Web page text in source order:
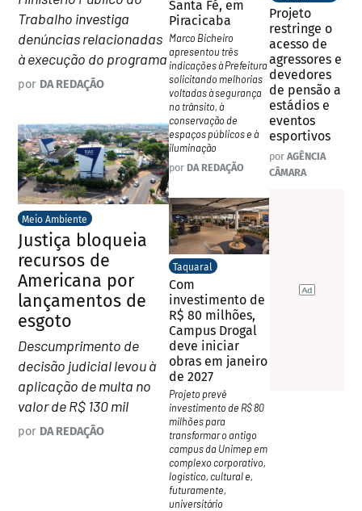
Trabalho investiga
denúncias relacionadas
à execução do programa
por DA REDAÇÃO
Meio Ambiente
Justiça bloqueia
recursos de
Americana por
lançamentos de
esgoto
Descumprimento de
decisão judicial levou à
aplicação de multa no
valor de R$ 130 mil
por DA REDAÇÃO
Santa Fé, em
Piracicaba
Marco Bicheiro
apresentou três
indicações à Prefeitura
solicitando melhorias
voltadas à segurança
no trânsito, à
conservação de
espaços públicos e à
iluminação
por DA REDAÇÃO
Taquaral
Com
investimento de
R$ 80 milhões,
Campus Drogal
deve iniciar
obras em janeiro
de 2027
Projeto prevê
investimento de R$ 80
milhões para
transformar o antigo
campus da Unimep em
complexo corporativo,
logístico, cultural e,
futuramente,
universitário
Projeto
restringe o
acesso de
agressores e
devedores
de pensão a
estádios e
eventos
esportivos
por AGÊNCIA
CÂMARA